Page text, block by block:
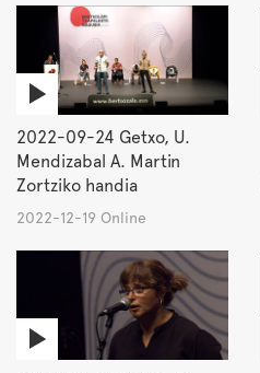
2022-09-24 Getxo, U.
Mendizabal A. Martin
Zortziko handia
2022-12-19 Online